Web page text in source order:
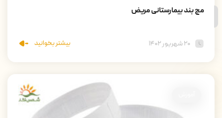
مچ بند بیمارستانی مریض
۲۰ شهریور ۱۴۰۲ بیشتر بخوانید